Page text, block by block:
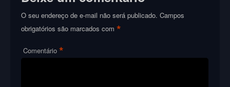
O seu endereço de e-mail não será publicado. Campos
obrigatórios são marcados com*
Comentário *